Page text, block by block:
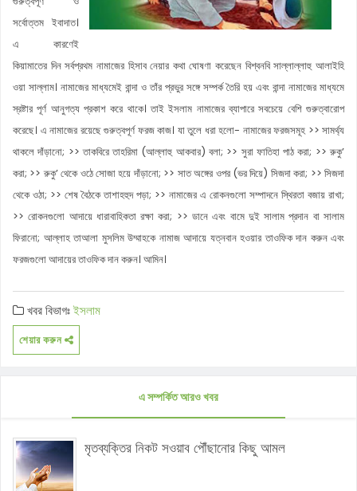
সর্বোত্তম ইবাদাত।
এ কারণেই
কিয়ামাতের দিন সর্বপ্রথম নামাজের হিসাব নেয়ার কথা ঘোষণা করেছেন বিশ্বনবি সাল্লাল্লাহু আলাইহি
ওয়া সাল্লাম। নামাজের মাধ্যমেই বান্দা ও তাঁর প্রভুর সঙ্গে সম্পর্ক তৈরি হয় এবং বান্দা নামাজের মাধ্যমে
স্রষ্টার পূর্ণ আনুগত্য প্রকাশ করে থাকে। তাই ইসলাম নামাজের ব্যাপারে সবচেয়ে বেশি গুরুত্বারোপ
করেছে। এ নামাজের রয়েছে গুরুত্বপূর্ণ ফরজ কাজ। যা তুলে ধরা হলো- নামাজের ফরজসমূহ >> সামর্থ্য
থাকলে দাঁড়ানো; >> তাকবিরে তাহরিমা (আল্লাহু আকবার) বলা; >> সুরা ফাতিহা পাঠ করা; >> রুকু’
করা; >> রুকু’ থেকে ওঠে সোজা হয়ে দাঁড়ানো; >> সাত অঙ্গের ওপর (ভর দিয়ে) সিজদা করা; >> সিজদা
থেকে ওঠা; >> শেষ বৈঠকে তাশাহহুদ পড়া; >> নামাজের এ রোকনগুলো সম্পাদনে স্থিরতা বজায় রাখা;
>> রোকনগুলো আদায়ে ধারাবাহিকতা রক্ষা করা; >> ডানে এবং বামে দুই সালাম প্রদান বা সালাম
ফিরানো; আল্লাহ তাআলা মুসলিম উম্মাহকে নামাজ আদায়ে যত্নবান হওয়ার তাওফিক দান করুন এবং
ফরজগুলো আদায়ের তাওফিক দান করুন। আমিন।
খবর বিভাগঃইসলাম
শেয়ার করুন
এ সম্পর্কিত আরও খবর
মৃতব্যক্তির নিকট সওয়াব পৌঁছানোর কিছু আমল